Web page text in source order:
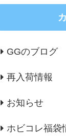
GGのブログ
再入荷情報
お知らせ
ホビコレ福袋